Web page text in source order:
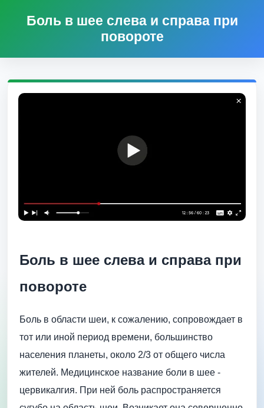
Боль в шее слева и справа при
повороте
Боль в шее слева и справа при
повороте
Боль в области шеи, к сожалению, сопровождает в
тот или иной период времени, большинство
населения планеты, около 2/3 от общего числа
жителей. Медицинское название боли в шее -
цервикалгия. При ней боль распространяется